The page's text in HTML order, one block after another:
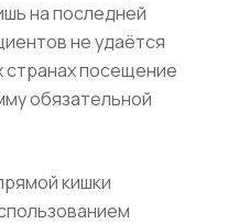
на последней
не удаётся
странах посещение
обязательной
кишки